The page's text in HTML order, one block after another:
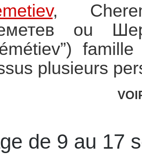
,
ou
plusieurs
de 9 au 17